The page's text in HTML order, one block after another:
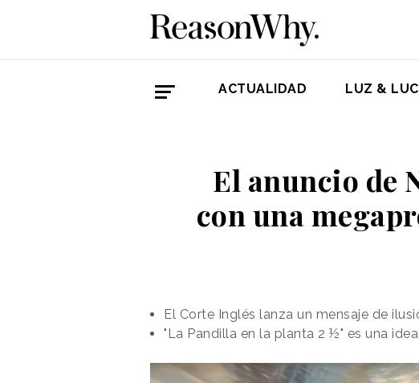
ACTUALIDAD LUZ &
El anuncio de
con una
El Corte Inglés lanza un mensaje de
"La Pandilla en la planta 2 ½" es una